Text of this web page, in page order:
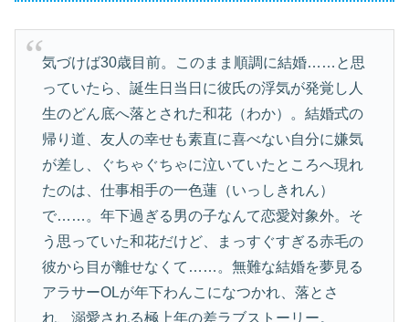
気づけば30歳目前。このまま順調に結婚……と思
っていたら、誕生日当日に彼氏の浮気が発覚し人
生のどん底へ落とされた和花（わか）。結婚式の
帰り道、友人の幸せも素直に喜べない自分に嫌気
が差し、ぐちゃぐちゃに泣いていたところへ現れ
たのは、仕事相手の一色蓮（いっしきれん）
で……。年下過ぎる男の子なんて恋愛対象外。そ
う思っていた和花だけど、まっすぐすぎる赤毛の
彼から目が離せなくて……。無難な結婚を夢見る
アラサーOLが年下わんこになつかれ、落とさ
れ、溺愛される極上年の差ラブストーリー。